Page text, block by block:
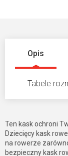
Opis
Tabele
Ten kask ochroni
Dziecięcy kask
na rowerze
bezpieczny kask